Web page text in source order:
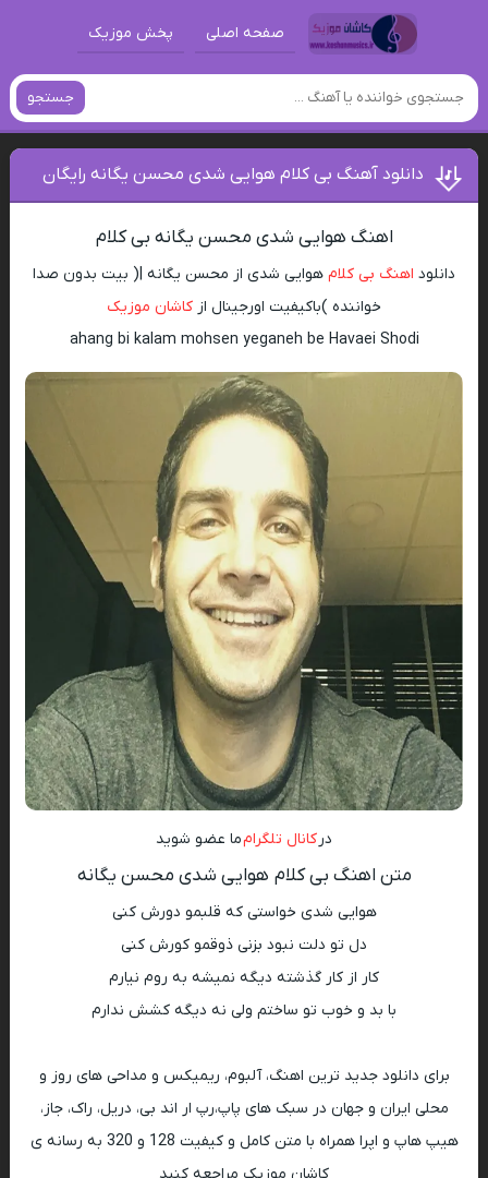
صفحه اصلی پخش موزیک
جستجو
دانلود آهنگ بی کلام هوایی شدی محسن یگانه رایگان
اهنگ هوایی شدی محسن یگانه بی کلام
دانلود اهنگ بی کلام هوایی شدی از محسن یگانه |( بیت بدون صدا
خواننده )باکیفیت اورجینال از کاشان موزیک
ahang bi kalam mohsen yeganeh be Havaei Shodi
در کانال تلگرامما عضو شوید
متن اهنگ بی کلام هوایی شدی محسن یگانه
هوایی شدی خواستی که قلبمو دورش کنی
دل تو دلت نبود بزنی ذوقمو کورش کنی
کار از کار گذشته دیگه نمیشه به روم نیارم
با بد و خوب تو ساختم ولی نه دیگه کشش ندارم
برای دانلود جدید ترین اهنگ، آلبوم، ریمیکس و مداحی های روز و
محلی ایران و جهان در سبک های پاپ،رپ ار اند بی، دریل، راک، جاز،
هیپ هاپ و اپرا همراه با متن کامل و کیفیت 128 و 320 به رسانه ی